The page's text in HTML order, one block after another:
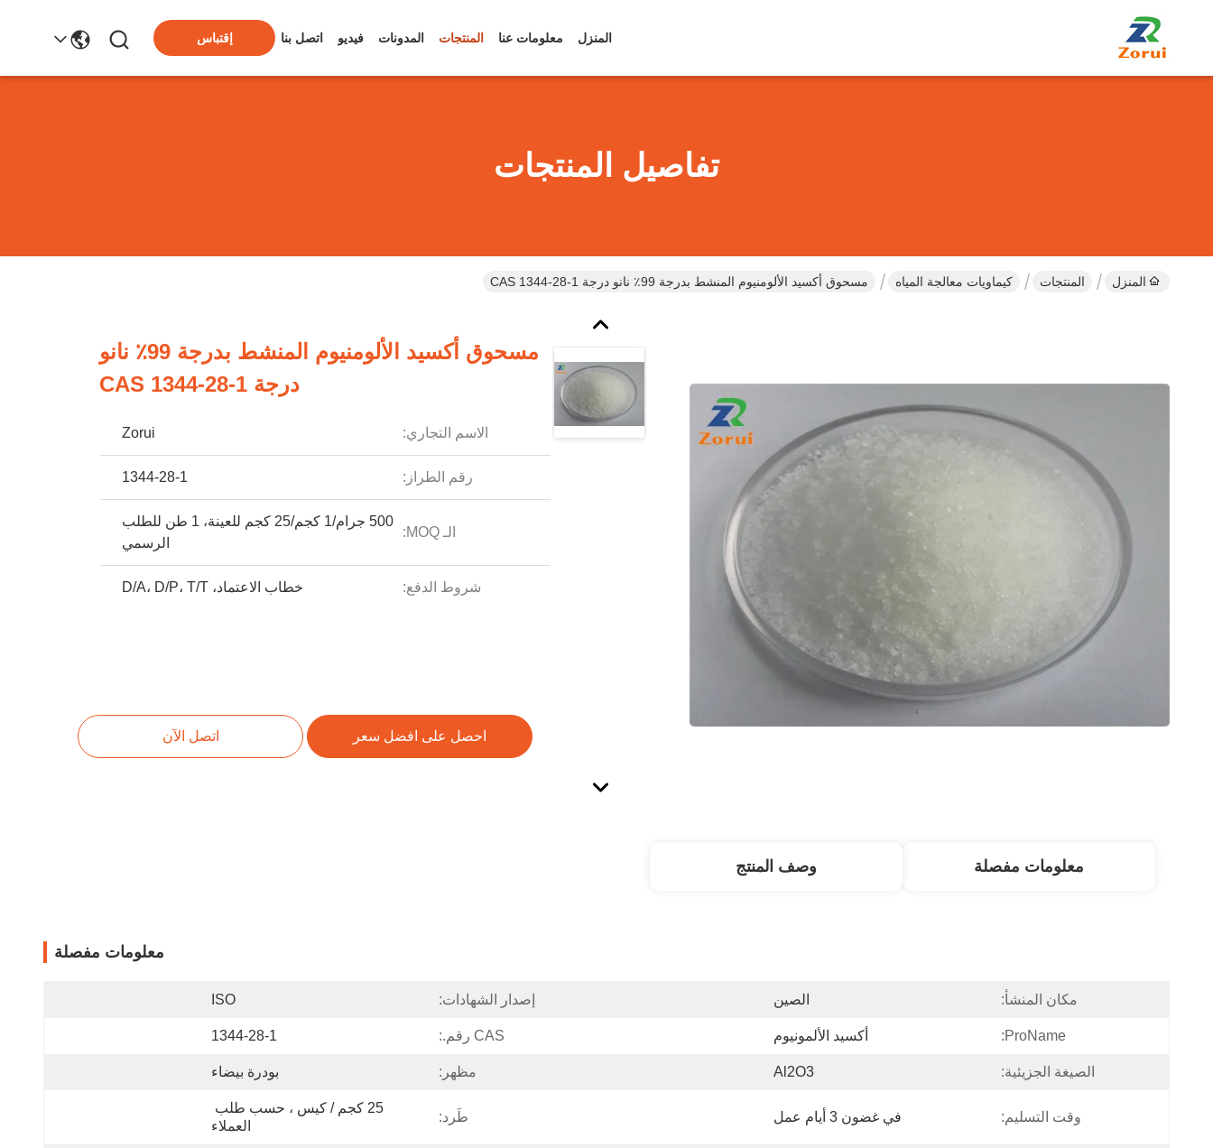
المنزل معلومات عنا المنتجات المدونات فيديو اتصل بنا إقتباس
تفاصيل المنتجات
المنزل المنتجات كيماويات معالجة المياه مسحوق أكسيد الألومنيوم المنشط بدرجة 99٪ نانو درجة CAS 1344-28-1
مسحوق أكسيد الألومنيوم المنشط بدرجة 99٪ نانو
درجة CAS 1344-28-1
الاسم التجاري: Zorui
رقم الطراز: 1344-28-1
الـ MOQ:
500 جرام/1 كجم/25 كجم للعينة، 1 طن للطلب
الرسمي
شروط الدفع: خطاب الاعتماد، D/A، D/P، T/T
احصل على افضل سعر اتصل الآن
معلومات مفصلة وصف المنتج
معلومات مفصلة
مكان المنشأ: الصين إصدار الشهادات: ISO
ProName: أكسيد الألمونيوم CAS رقم.: 1344-28-1
الصيغة الجزيئية: Al2O3 مظهر: بودرة بيضاء
وقت التسليم: في غضون 3 أيام عمل طَرد:
العملاء